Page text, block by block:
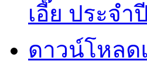
เอี๊ย ประจำ
ดาวน์โหล